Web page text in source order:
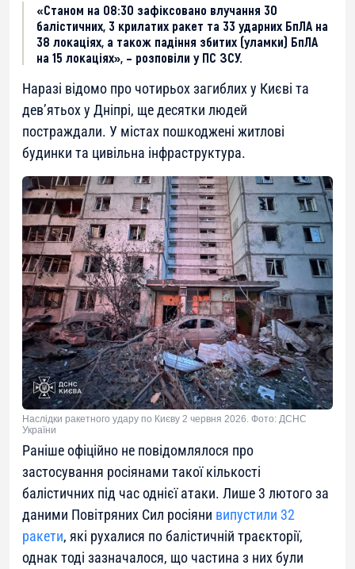
«Станом на 08:30 зафіксовано влучання 30
балістичних, 3 крилатих ракет та 33 ударних БпЛА на
38 локаціях, а також падіння збитих (уламки) БпЛА
на 15 локаціях», – розповіли у ПС ЗСУ.
Наразі відомо про чотирьох загиблих у Києві та
дев’ятьох у Дніпрі, ще десятки людей
постраждали. У містах пошкоджені житлові
будинки та цивільна інфраструктура.
Наслідки ракетного удару по Києву 2 червня 2026. Фото: ДСНС
України
Раніше офіційно не повідомлялося про
застосування росіянами такої кількості
балістичних під час однієї атаки. Лише 3 лютого за
даними Повітряних Сил росіяни випустили 32
ракети, які рухалися по балістичній траєкторії,
однак тоді зазначалося, що частина з них були